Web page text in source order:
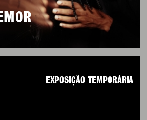
EXPOSIÇÃO TEMPORÁRIA